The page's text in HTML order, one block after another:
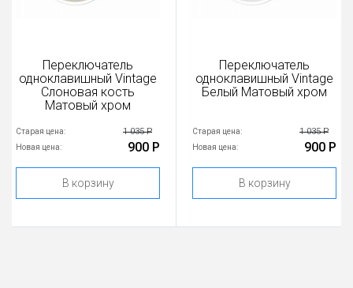
Переключатель
одноклавишный Vintage
Слоновая кость
Матовый хром
Старая цена: 1 035 Р
Новая цена: 900 Р
В корзину
Переключатель
одноклавишный Vintage
Белый Матовый хром
Старая цена: 1 035 Р
Новая цена: 900 Р
В корзину